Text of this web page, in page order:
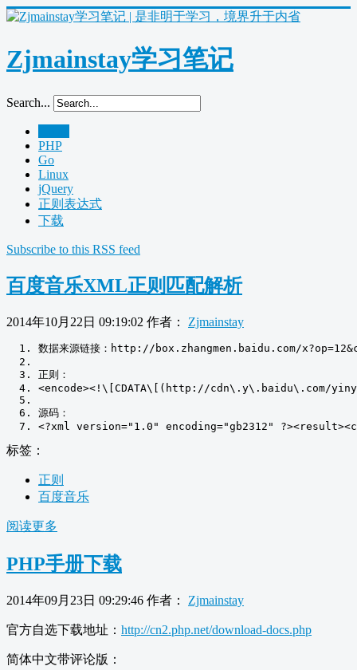
Zjmainstay学习笔记
Search...
PHP
Go
Linux
jQuery
正则表达式
下载
Subscribe to this RSS feed
百度音乐XML正则匹配解析
2014年10月22日 09:19:02 作者： Zjmainstay
数据来源链接： http : //box.zhangmen.baidu.com/
正则：
<encode><! \[CDATA\[ ( http : //cdn\.y\.baidu\.com/
源码：
<?xml version="1.0" encoding="gb2312" ?><result><
标签：
正则
百度音乐
阅读更多
PHP手册下载
2014年09月23日 09:29:46 作者： Zjmainstay
官方自选下载地址： http://cn2.php.net/download-docs.php
简体中文带评论版：